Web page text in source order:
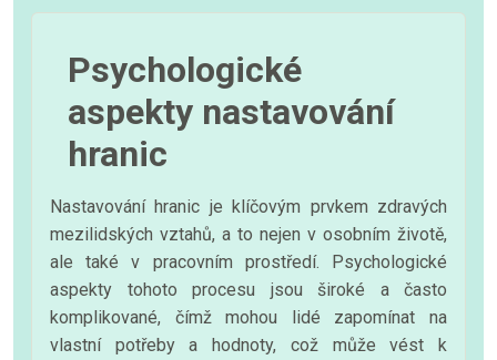
Psychologické
aspekty nastavování
hranic
Nastavování hranic je klíčovým prvkem zdravých
mezilidských vztahů, a to nejen v osobním životě,
ale také v pracovním prostředí. Psychologické
aspekty tohoto procesu jsou široké a často
komplikované, čímž mohou lidé zapomínat na
vlastní potřeby a hodnoty, což může vést k